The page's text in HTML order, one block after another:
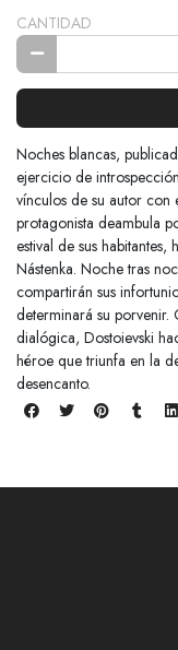
CANTIDAD
Noches blancas,
ejercicio de
vínculos de su autor con
protagonista deambula
estival de sus
Nástenka. Noche tras
compartirán sus
determinará su porvenir.
dialógica, Dostoievski
héroe que triunfa en la
desencanto.